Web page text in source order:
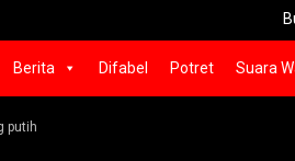
Bupati
Berita Difabel Potret Suara
putih